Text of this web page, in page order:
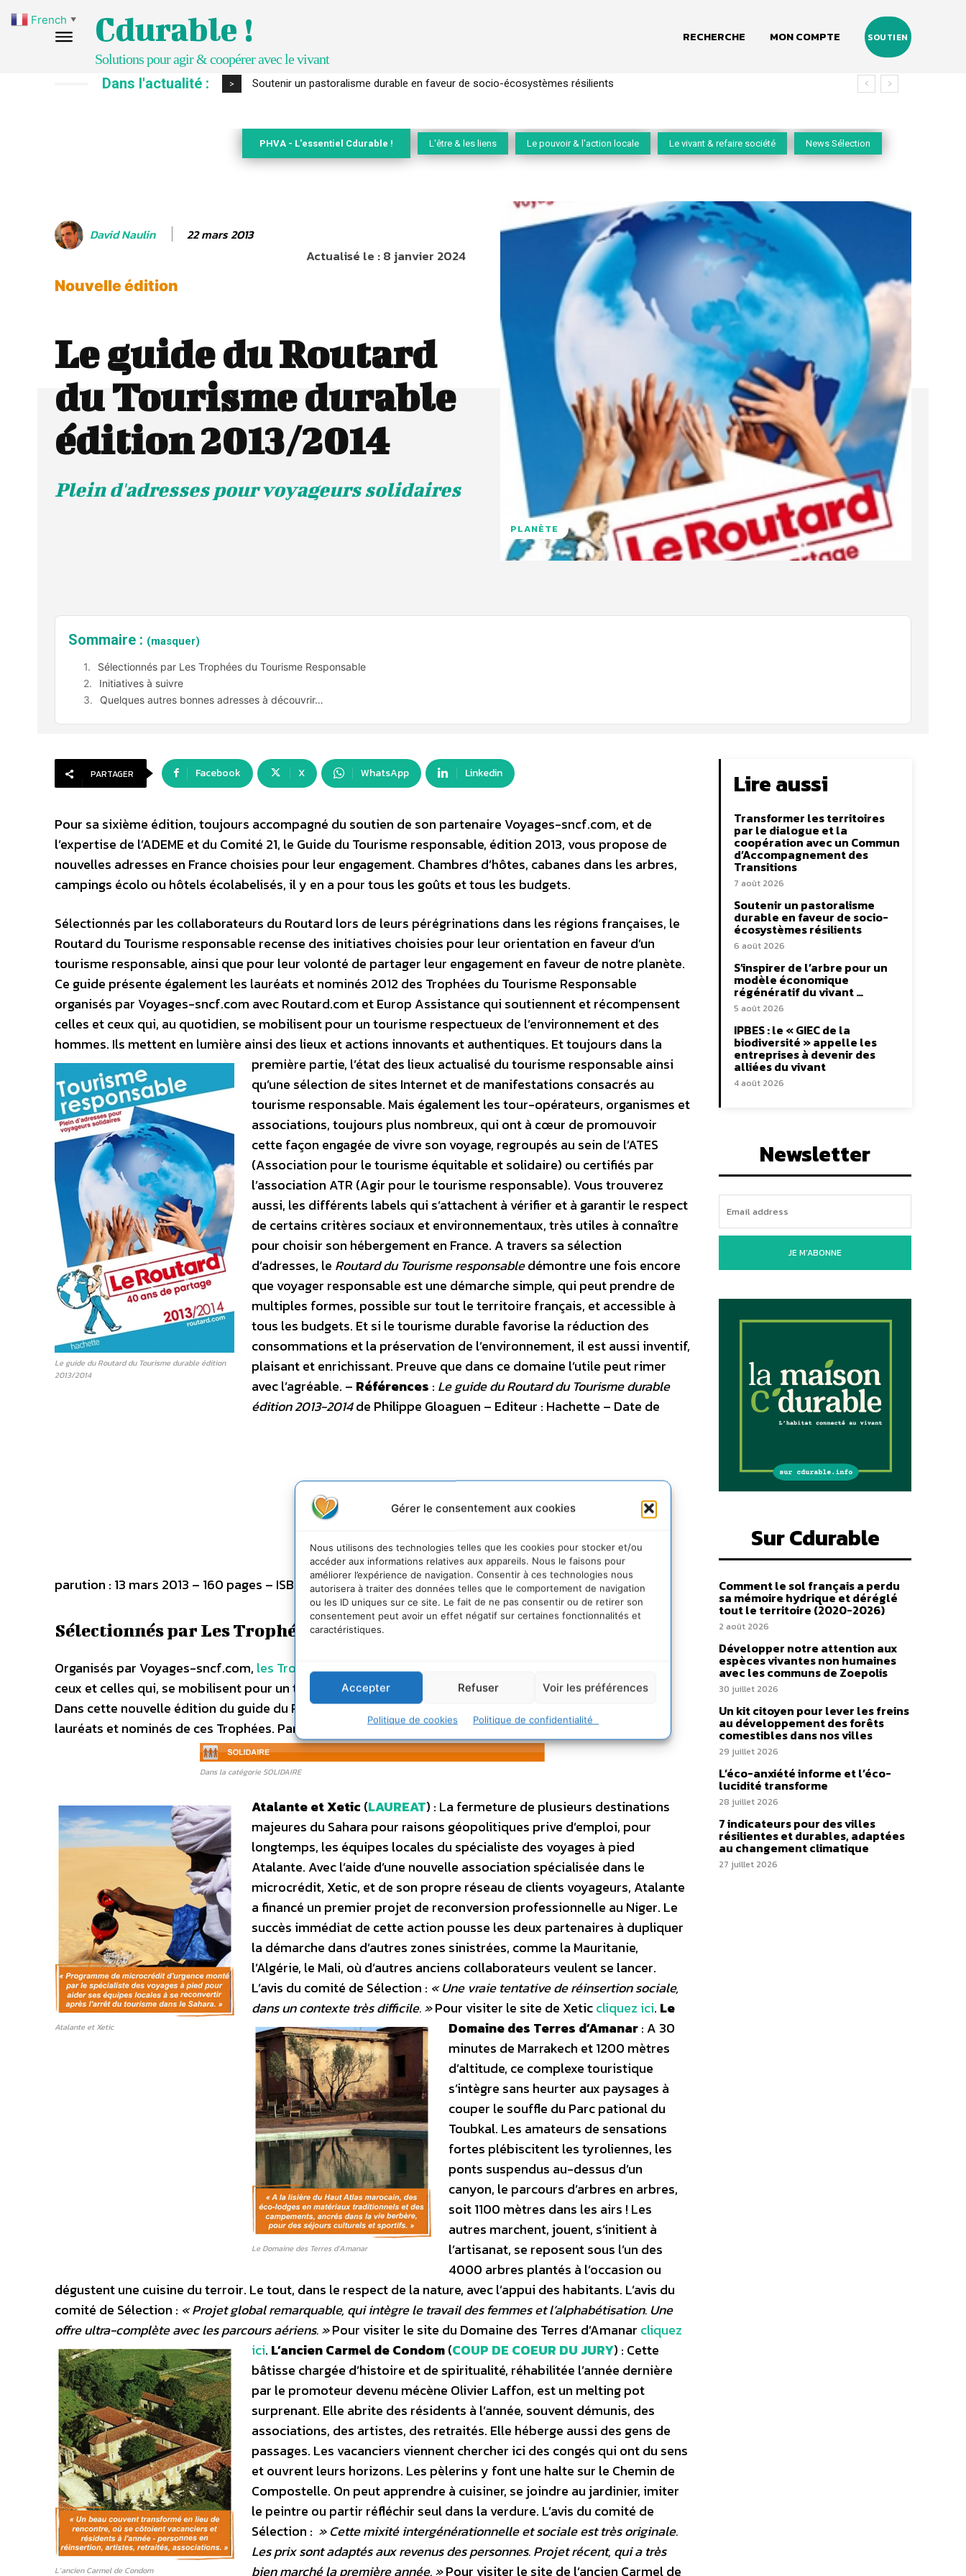
Gérer le consentement aux cookies
Nous utilisons des technologies telles que les cookies pour stocker et/ou
accéder aux informations relatives aux appareils. Nous le faisons pour
améliorer l’expérience de navigation. Consentir à ces technologies nous
autorisera à traiter des données telles que le comportement de navigation
ou les ID uniques sur ce site. Le fait de ne pas consentir ou de retirer son
consentement peut avoir un effet négatif sur certaines fonctionnalités et
caractéristiques.
Accepter Refuser Voir les préférences
Politique de cookies Politique de confidentialité
Cdurable !
Solutions pour agir & coopérer avec le vivant
RECHERCHE MON COMPTE SOUTIEN
Dans l'actualité : > S’inspirer de l’arbre pour un modèle économique régénératif du vivant …
PHVA - L'essentiel Cdurable ! L'être & les liens Le pouvoir & l'action locale Le vivant & refaire société News Sélection
David Naulin 22 mars 2013
Actualisé le :8 janvier 2024
Nouvelle édition
Le guide du Routard
du Tourisme durable
édition 2013/2014
Plein d'adresses pour voyageurs solidaires
PLANÈTE
Sommaire : (masquer)
Sélectionnés par Les Trophées du Tourisme Responsable
Initiatives à suivre
Quelques autres bonnes adresses à découvrir…
PARTAGER Facebook X WhatsApp Linkedin
Pour sa sixième édition, toujours accompagné du soutien de son partenaire Voyages-sncf.com, et de
l’expertise de l’ADEME et du Comité 21, le Guide du Tourisme responsable, édition 2013, vous propose de
nouvelles adresses en France choisies pour leur engagement. Chambres d’hôtes, cabanes dans les arbres,
campings écolo ou hôtels écolabelisés, il y en a pour tous les goûts et tous les budgets.
Sélectionnés par les collaborateurs du Routard lors de leurs pérégrinations dans les régions françaises, le
Routard du Tourisme responsable recense des initiatives choisies pour leur orientation en faveur d’un
tourisme responsable, ainsi que pour leur volonté de partager leur engagement en faveur de notre planète.
Ce guide présente également les lauréats et nominés 2012 des Trophées du Tourisme Responsable
organisés par Voyages-sncf.com avec Routard.com et Europ Assistance qui soutiennent et récompensent
celles et ceux qui, au quotidien, se mobilisent pour un tourisme respectueux de l’environnement et des
hommes. Ils mettent en lumière ainsi des lieux et actions innovants et authentiques.
Le guide du Routard du Tourisme durable édition
2013/2014
Et toujours dans la
première partie, l’état des lieux actualisé du tourisme responsable ainsi
qu’une sélection de sites Internet et de manifestations consacrés au
tourisme responsable. Mais également les tour-opérateurs, organismes et
associations, toujours plus nombreux, qui ont à cœur de promouvoir
cette façon engagée de vivre son voyage, regroupés au sein de l’ATES
(Association pour le tourisme équitable et solidaire) ou certifiés par
l’association ATR (Agir pour le tourisme responsable). Vous trouverez
aussi, les différents labels qui s’attachent à vérifier et à garantir le respect
de certains critères sociaux et environnementaux, très utiles à connaître
pour choisir son hébergement en France. A travers sa sélection
d’adresses, le Routard du Tourisme responsabledémontre une fois encore
que voyager responsable est une démarche simple, qui peut prendre de
multiples formes, possible sur tout le territoire français, et accessible à
tous les budgets. Et si le tourisme durable favorise la réduction des
consommations et la préservation de l’environnement, il est aussi inventif,
plaisant et enrichissant. Preuve que dans ce domaine l’utile peut rimer
avec l’agréable. – Références : Le guide du Routard du Tourisme durable
édition 2013-2014de Philippe Gloaguen – Editeur : Hachette – Date de
parution : 13 mars 2013 – 160 pages – ISBN-13: 978-2012456594 – Prix public : 10,05 €
Sélectionnés par Les Trophées du Tourisme Responsable
Organisés par Voyages-sncf.com, les Trophées du Tourisme Responsable
ceux et celles qui, se mobilisent pour un tourisme plus respectueux de l’environnement et des hommes.
Dans cette nouvelle édition du guide du Routard du Tourisme durable vous retrouvez ainsi plusieurs
lauréats et nominés de ces Trophées. Parmi ceux-ci :
Dans la catégorie SOLIDAIRE
Atalante et Xetic
Atalante et Xetic (LAUREAT) : La fermeture de plusieurs destinations
majeures du Sahara pour raisons géopolitiques prive d’emploi, pour
longtemps, les équipes locales du spécialiste des voyages à pied
Atalante. Avec l’aide d’une nouvelle association spécialisée dans le
microcrédit, Xetic, et de son propre réseau de clients voyageurs, Atalante
a financé un premier projet de reconversion professionnelle au Niger. Le
succès immédiat de cette action pousse les deux partenaires à dupliquer
la démarche dans d’autres zones sinistrées, comme la Mauritanie,
l’Algérie, le Mali, où d’autres anciens collaborateurs veulent se lancer.
L’avis du comité de Sélection : « Une vraie tentative de réinsertion sociale,
dans un contexte très difficile. »Pour visiter le site de Xeticcliquez ici.
Le Domaine des Terres d’Amanar
Le
Domaine des Terres d’Amanar: A 30
minutes de Marrakech et 1200 mètres
d’altitude, ce complexe touristique
s’intègre sans heurter aux paysages à
couper le souffle du Parc pational du
Toubkal. Les amateurs de sensations
fortes plébiscitent les tyroliennes, les
ponts suspendus au-dessus d’un
canyon, le parcours d’arbres en arbres,
soit 1100 mètres dans les airs ! Les
autres marchent, jouent, s’initient à
l’artisanat, se reposent sous l’un des
4000 arbres plantés à l’occasion ou
dégustent une cuisine du terroir. Le tout, dans le respect de la nature, avec l’appui des habitants. L’avis du
comité de Sélection : « Projet global remarquable, qui intègre le travail des femmes et l’alphabétisation. Une
offre ultra-complète avec les parcours aériens. »Pour visiter le site du Domaine des Terres d’Amanar cliquez
ici.
L’ancien Carmel de Condom
L’ancien Carmel de Condom(COUP DE COEUR DU JURY) : Cette
bâtisse chargée d’histoire et de spiritualité, réhabilitée l’année dernière
par le promoteur devenu mécène Olivier Laffon, est un melting pot
surprenant. Elle abrite des résidents à l’année, souvent démunis, des
associations, des artistes, des retraités. Elle héberge aussi des gens de
passages. Les vacanciers viennent chercher ici des congés qui ont du sens
et ouvrent leurs horizons. Les pèlerins y font une halte sur le Chemin de
Compostelle. On peut apprendre à cuisiner, se joindre au jardinier, imiter
le peintre ou partir réfléchir seul dans la verdure. L’avis du comité de
Sélection : » Cette mixité intergénérationnelle et sociale est très originale.
Les prix sont adaptés aux revenus des personnes. Projet récent, qui a très
bien marché la première année. »Pour visiter le site de l’ancien Carmel de
Lire aussi
Transformer les territoires
par le dialogue et la
coopération avec un Commun
d’Accompagnement des
Transitions
7 août 2026
Soutenir un pastoralisme
durable en faveur de socio-
écosystèmes résilients
6 août 2026
S’inspirer de l’arbre pour un
modèle économique
régénératif du vivant …
5 août 2026
IPBES : le « GIEC de la
biodiversité » appelle les
entreprises à devenir des
alliées du vivant
4 août 2026
Newsletter
JE M'ABONNE
Sur Cdurable
Comment le sol français a perdu
sa mémoire hydrique et déréglé
tout le territoire (2020-2026)
2 août 2026
Développer notre attention aux
espèces vivantes non humaines
avec les communs de Zoepolis
30 juillet 2026
Un kit citoyen pour lever les freins
au développement des forêts
comestibles dans nos villes
29 juillet 2026
L’éco-anxiété informe et l’éco-
lucidité transforme
28 juillet 2026
7 indicateurs pour des villes
résilientes et durables, adaptées
au changement climatique
27 juillet 2026
French ▼